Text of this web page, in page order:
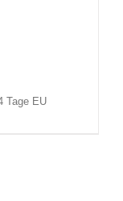
Tage EU